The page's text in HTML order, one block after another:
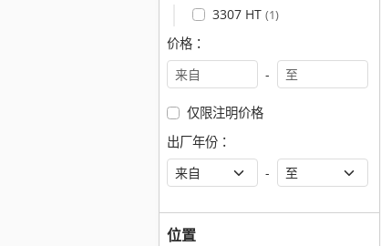
3307 HT (1)
价格：
-
仅限注明价格
出厂年份：
-
位置